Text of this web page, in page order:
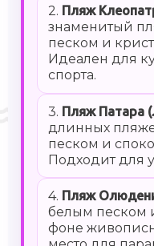
2. Пляж
знаменитый
песком и
Идеален для
спорта.
3. Пляж Патара
длинных
песком и
Подходит для
4. Пляж
белым песком
фоне